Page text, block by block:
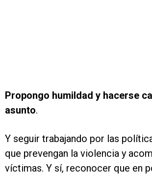
Propongo humildad y hacerse
asunto.
Y seguir trabajando por las
que prevengan la violencia y
víctimas. Y sí, reconocer que en